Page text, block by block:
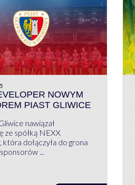
NOWYM
PIAST GLIWICE
nawiązał
ze spółką NEXX
dołączyła do grona
...